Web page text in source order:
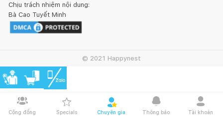
Cộng đồng Specials Chuyên gia Thông báo Tài khoản
Chịu trách nhiệm nội dung:
Bà Cao Tuyết Minh
© 2021 Happynest